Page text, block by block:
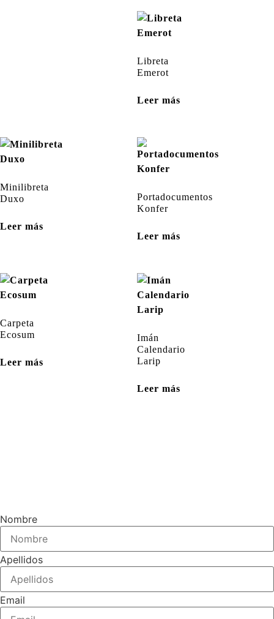
Libreta
Emerot
Leer más
Minilibreta
Duxo
Leer más
Portadocumentos
Konfer
Leer más
Carpeta
Ecosum
Leer más
Imán
Calendario
Larip
Leer más
Nombre
Apellidos
Email